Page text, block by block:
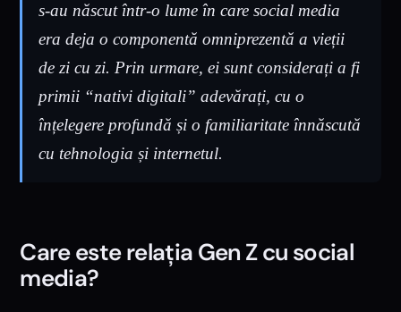
s-au născut într-o lume în care social media
era deja o componentă omniprezentă a vieții
de zi cu zi. Prin urmare, ei sunt considerați a fi
primii “nativi digitali” adevărați, cu o
înțelegere profundă și o familiaritate înnăscută
cu tehnologia și internetul.
Care este relația Gen Z cu social
media?